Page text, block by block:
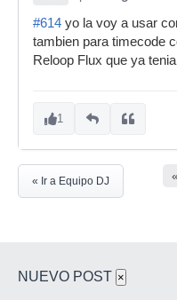
#614 yo la voy a usar
tambien para timecode
Reloop Flux que ya
1
«
« Ir a Equipo DJ
NUEVO POST ×